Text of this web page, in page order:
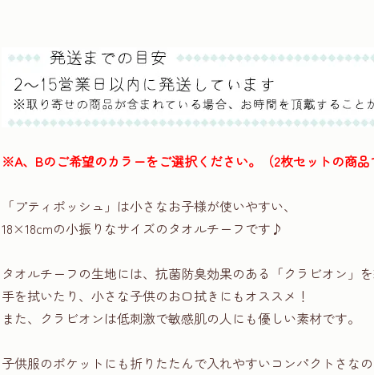
※A、Bのご希望のカラーをご選択ください。（2枚セットの商品
「プティポッシュ」は小さなお子様が使いやすい、
18×18cmの小振りなサイズのタオルチーフです♪
タオルチーフの生地には、抗菌防臭効果のある「クラビオン」を
手を拭いたり、小さな子供のお口拭きにもオススメ！
また、クラビオンは低刺激で敏感肌の人にも優しい素材です。
子供服のポケットにも折りたたんで入れやすいコンパクトさなの